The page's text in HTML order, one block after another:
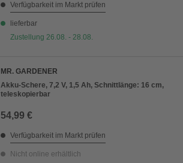
Verfügbarkeit im Markt prüfen
lieferbar
Zustellung 26.08. - 28.08.
MR. GARDENER
Akku-Schere, 7,2 V, 1,5 Ah, Schnittlänge: 16 cm,
teleskopierbar
54,99 €
Verfügbarkeit im Markt prüfen
Nicht online erhältlich